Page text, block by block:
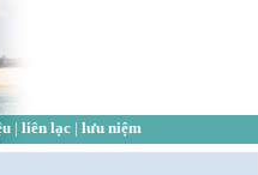
| liên lạc| lưu niệm